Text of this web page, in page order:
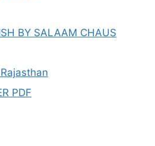
BY SALAAM CHAUS
PDF